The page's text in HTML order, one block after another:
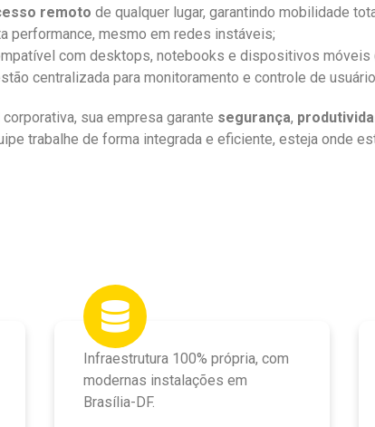
remoto de qualquer lugar, garantindo mobilidade
performance, mesmo em redes instáveis;
com desktops, notebooks e dispositivos móveis
centralizada para monitoramento e controle de
corporativa, sua empresa garante segurança,
trabalhe de forma integrada e eficiente, esteja onde
Infraestrutura 100% própria, com
modernas instalações em
Brasília-DF.